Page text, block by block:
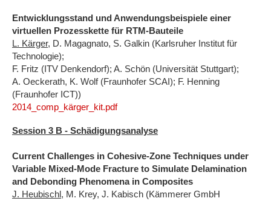
Entwicklungsstand und Anwendungsbeispiele einer
virtuellen Prozesskette für RTM-Bauteile
L. Kärger, D. Magagnato, S. Galkin (Karlsruher Institut für
Technologie);
F. Fritz (ITV Denkendorf); A. Schön (Universität Stuttgart);
A. Oeckerath, K. Wolf (Fraunhofer SCAI); F. Henning
(Fraunhofer ICT))
2014_comp_kärger_kit.pdf
Session 3 B - Schädigungsanalyse
Current Challenges in Cohesive-Zone Techniques under
Variable Mixed-Mode Fracture to Simulate Delamination
and Debonding Phenomena in Composites
J. Heubischl, M. Krey, J. Kabisch (Kämmerer GmbH